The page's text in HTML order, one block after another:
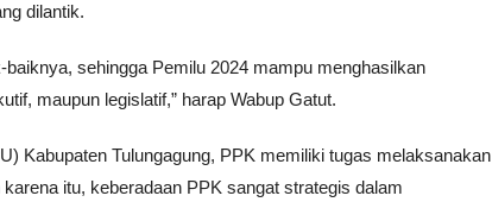
dilantik.
sehingga Pemilu 2024 mampu menghasilkan
maupun legislatif,” harap Wabup Gatut.
Kabupaten Tulungagung, PPK memiliki tugas melaksanakan
itu, keberadaan PPK sangat strategis dalam